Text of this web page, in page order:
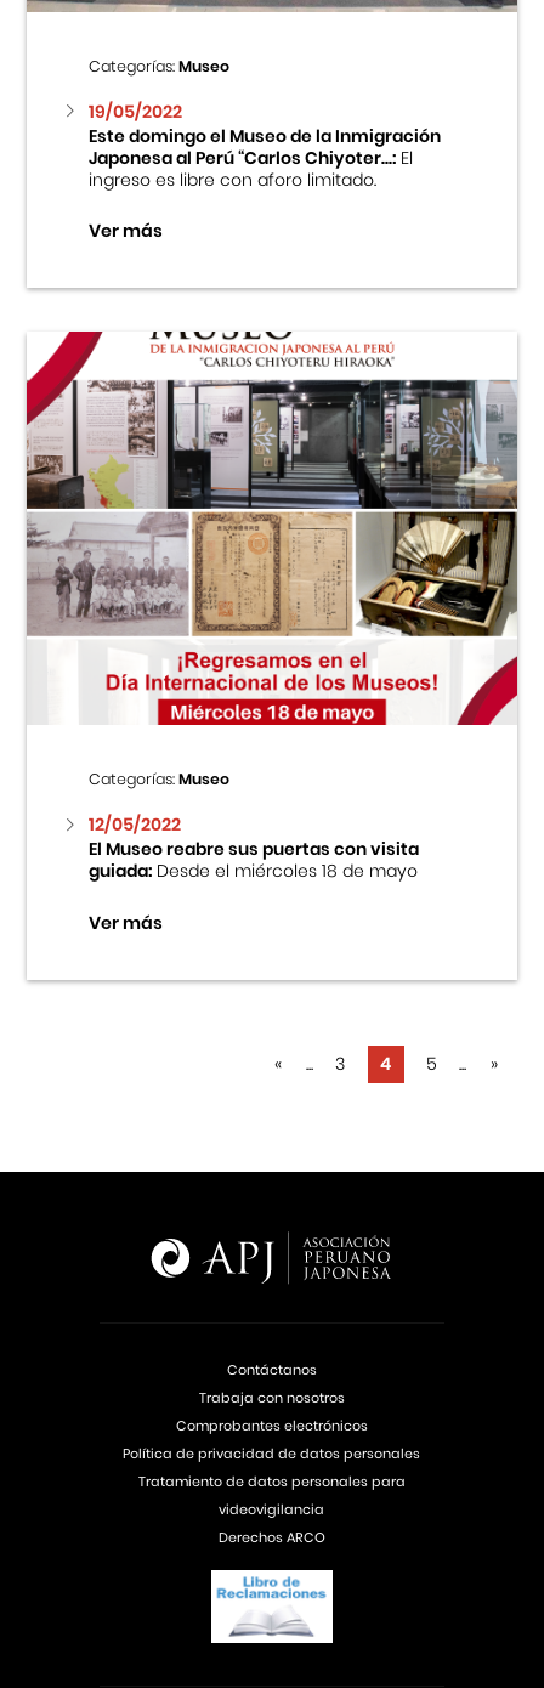
Categorías:Museo
19/05/2022
Este domingo el Museo de la Inmigración
Japonesa al Perú “Carlos Chiyoter...:El
ingreso es libre con aforo limitado.
Ver más
Categorías:Museo
12/05/2022
El Museo reabre sus puertas con visita
guiada:Desde el miércoles 18 de mayo
Ver más
« ... 3 4 5 ... »
Contáctanos
Trabaja con nosotros
Comprobantes electrónicos
Política de privacidad de datos personales
Tratamiento de datos personales para
videovigilancia
Derechos ARCO